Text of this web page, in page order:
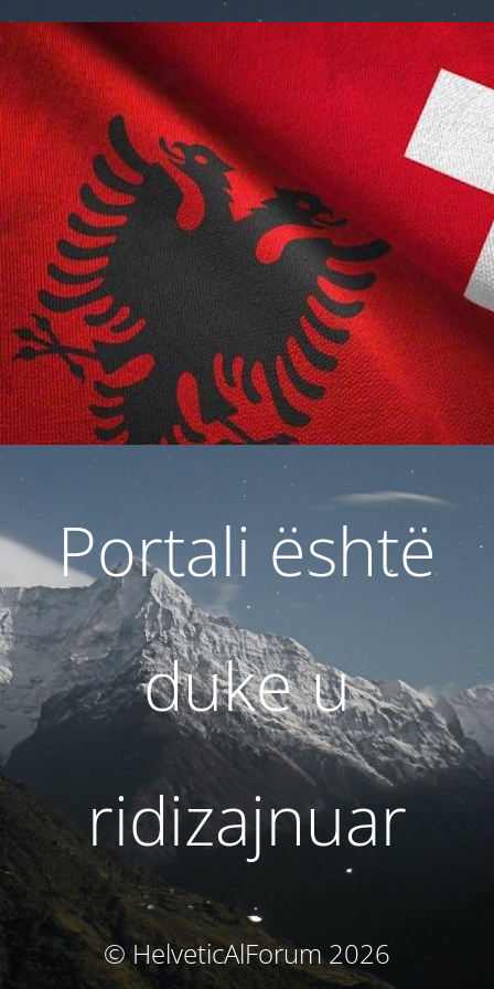
Portali është
duke u
ridizajnuar
© HelveticAlForum 2026